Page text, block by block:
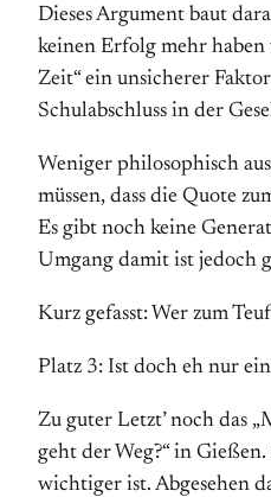
Dieses Argument baut
keinen Erfolg mehr haben
Zeit“ ein unsicherer
Schulabschluss in der
Weniger philosophisch
müssen, dass die Quote
Es gibt noch keine
Umgang damit ist jedoch
Kurz gefasst: Wer zum
Platz 3: Ist doch eh nur
Zu guter Letzt’ noch das
geht der Weg?“ in
wichtiger ist. Abgesehen